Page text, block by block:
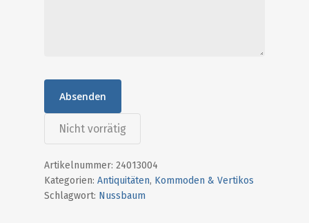
Nicht vorrätig
Artikelnummer: 24013004
Kategorien: Antiquitäten, Kommoden & Vertikos
Schlagwort: Nussbaum